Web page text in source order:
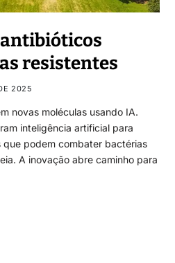
resistentes
2025
novas moléculas usando IA.
inteligência artificial para
que podem combater bactérias
A inovação abre caminho para